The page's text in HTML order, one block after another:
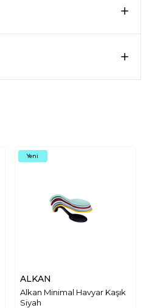
Yeni
ALKAN
Alkan Minimal Havyar Kaşık
Siyah